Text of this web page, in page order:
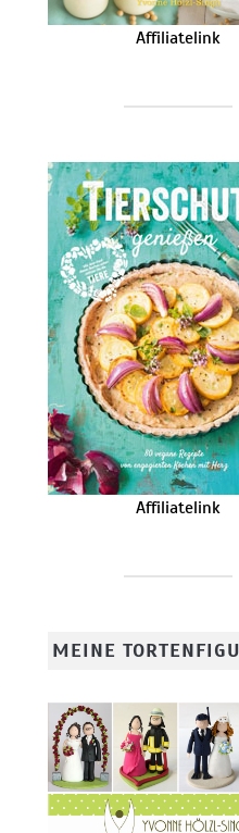
Affiliatelink
Affiliatelink
MEINE